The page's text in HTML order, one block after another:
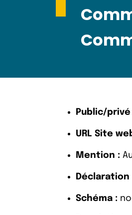
Public/privé
URL Site
Mention :
Déclaration
Schéma :